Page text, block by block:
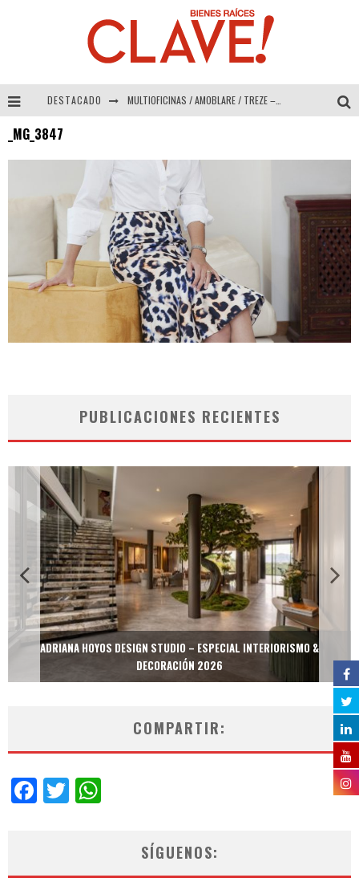
DESTACADO MULTIOFICINAS / AMOBLARE / TREZE – Especial Interiorismo & Decoración 2026
COLINEAL – Especial Interiorismo & Decoración 2026
_MG_3847
PUBLICACIONES RECIENTES
ADRIANA HOYOS DESIGN STUDIO – ESPECIAL INTERIORISMO &
DECORACIÓN 2026
COMPARTIR:
Facebook
Twitter
SÍGUENOS: